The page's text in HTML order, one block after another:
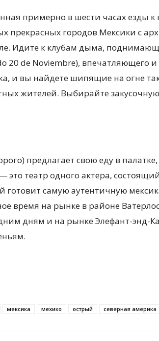
примерно в шести часах езды к
прекрасных городов Мексики с
Идите к клубам дыма,
20 de Noviembre), впечатляющего и
и вы найдете шипящие на огне
жителей. Выбирайте
предлагает свою еду в
это театр одного актера,
готовит самую аутентичную
время на рынке в районе
дням и на рынке Элефант-энд-
мексика мехико острый северная америка